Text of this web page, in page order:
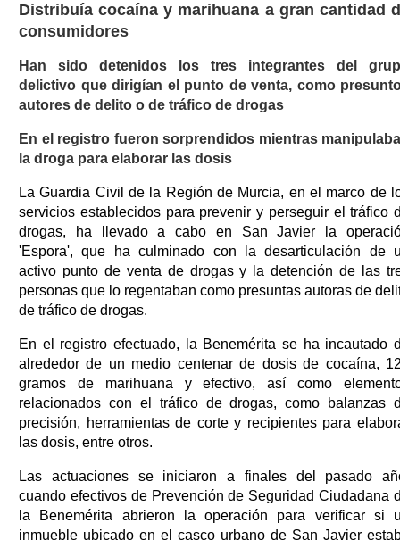
Distribuía cocaína y marihuana a gran cantidad
consumidores
Han sido detenidos los tres integrantes del
delictivo que dirigían el punto de venta, como
autores de delito o de tráfico de drogas
En el registro fueron sorprendidos mientras
la droga para elaborar las dosis
La Guardia Civil de la Región de Murcia, en el marco de
servicios establecidos para prevenir y perseguir el tráfico
drogas, ha llevado a cabo en San Javier la
'Espora', que ha culminado con la desarticulación de
activo punto de venta de drogas y la detención de las
personas que lo regentaban como presuntas autoras de
de tráfico de drogas.
En el registro efectuado, la Benemérita se ha incautado
alrededor de un medio centenar de dosis de cocaína,
gramos de marihuana y efectivo, así como
relacionados con el tráfico de drogas, como balanzas
precisión, herramientas de corte y recipientes para
las dosis, entre otros.
Las actuaciones se iniciaron a finales del pasado
cuando efectivos de Prevención de Seguridad Ciudadana
la Benemérita abrieron la operación para verificar si
inmueble ubicado en el casco urbano de San Javier